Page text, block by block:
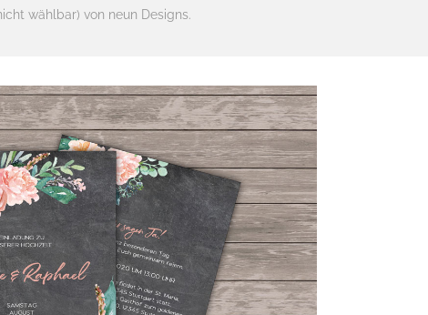
wählbar) von neun Designs.